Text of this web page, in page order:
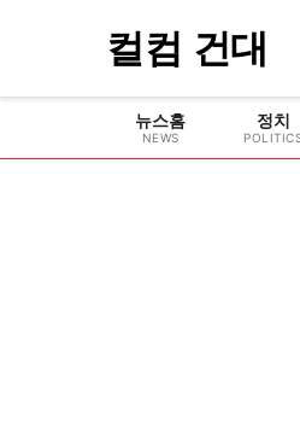
컬컴 건대
뉴스홈
NEWS
정치